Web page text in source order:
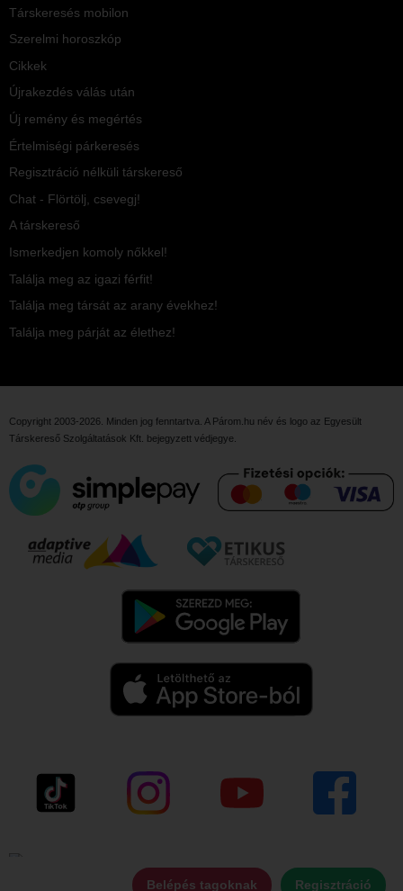
Belépés tagoknak Regisztráció
Társkeresés mobilon
Szerelmi horoszkóp
Cikkek
Újrakezdés válás után
Új remény és megértés
Értelmiségi párkeresés
Regisztráció nélküli társkereső
Chat - Flörtölj, csevegj!
A társkereső
Ismerkedjen komoly nőkkel!
Találja meg az igazi férfit!
Találja meg társát az arany évekhez!
Találja meg párját az élethez!
Copyright 2003-2026. Minden jog fenntartva. A Párom.hu név és logo az Egyesült
Társkereső Szolgáltatások Kft. bejegyzett védjegye.